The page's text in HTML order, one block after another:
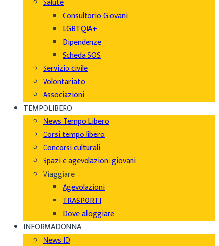
Consultorio Giovani
LGBTQIA+
Dipendenze
Scheda SOS
Servizio civile
Volontariato
Associazioni
TEMPOLIBERO
News Tempo Libero
Corsi tempo libero
Concorsi culturali
Spazi e agevolazioni giovani
Viaggiare
Agevolazioni
TRASPORTI
Dove alloggiare
INFORMADONNA
News ID